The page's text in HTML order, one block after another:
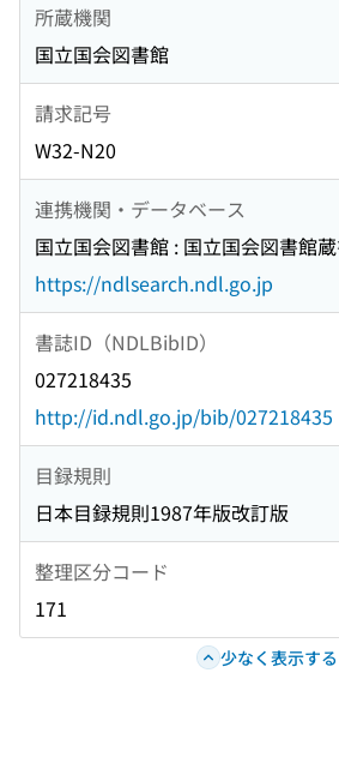
所蔵機関
国立国会図書館
請求記号
W32-N20
連携機関・データベース
国立国会図書館 : 国立国会図書館
https://ndlsearch.ndl.go.jp
書誌ID（NDLBibID）
027218435
http://id.ndl.go.jp/bib/027218435
目録規則
日本目録規則1987年版改訂版
整理区分コード
171
少なく表示する